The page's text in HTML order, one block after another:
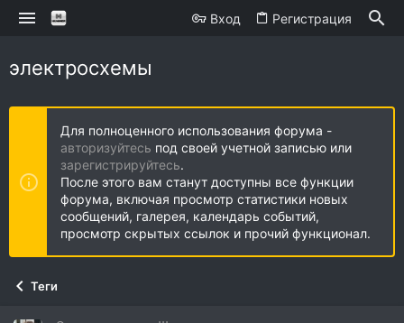
Вход Регистрация
электросхемы
Для полноценного использования форума -
авторизуйтесь под своей учетной записью или
зарегистрируйтесь.
После этого вам станут доступны все функции
форума, включая просмотр статистики новых
сообщений, галерея, календарь событий,
просмотр скрытых ссылок и прочий функционал.
Теги